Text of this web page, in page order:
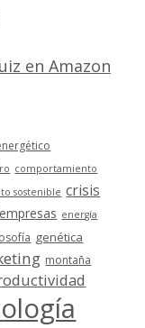
en Amazon
comportamiento
sostenible crisis
empresas energía
genética
montaña